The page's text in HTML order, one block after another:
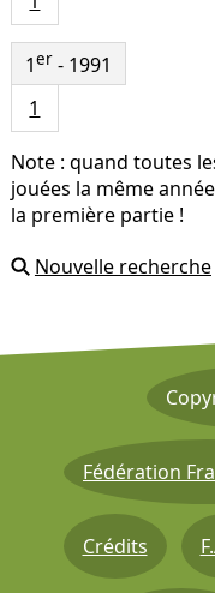
1er - 1991
1
Note : quand toutes
jouées la même
la première partie !
Nouvelle recherche
Fédération
Crédits